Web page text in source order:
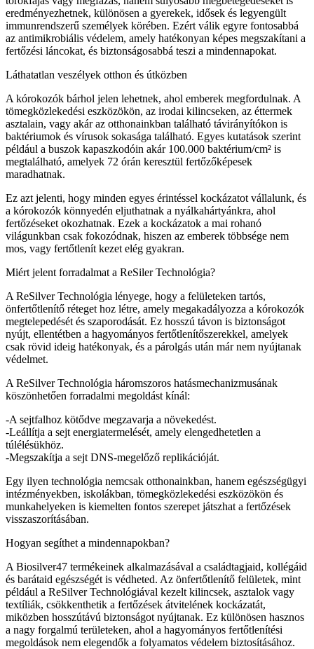
eredményezhetnek, különösen a gyerekek, idősek és legyengült
immunrendszerű személyek körében. Ezért válik egyre fontosabbá
az antimikrobiális védelem, amely hatékonyan képes megszakítani a
fertőzési láncokat, és biztonságosabbá teszi a mindennapokat.
Láthatatlan veszélyek otthon és útközben
A kórokozók bárhol jelen lehetnek, ahol emberek megfordulnak. A
tömegközlekedési eszközökön, az irodai kilincseken, az éttermek
asztalain, vagy akár az otthonainkban található távirányítókon is
baktériumok és vírusok sokasága található. Egyes kutatások szerint
például a buszok kapaszkodóin akár 100.000 baktérium/cm² is
megtalálható, amelyek 72 órán keresztül fertőzőképesek
maradhatnak.
Ez azt jelenti, hogy minden egyes érintéssel kockázatot vállalunk, és
a kórokozók könnyedén eljuthatnak a nyálkahártyánkra, ahol
fertőzéseket okozhatnak. Ezek a kockázatok a mai rohanó
világunkban csak fokozódnak, hiszen az emberek többsége nem
mos, vagy fertőtlenít kezet elég gyakran.
Miért jelent forradalmat a ReSiler Technológia?
A ReSilver Technológia lényege, hogy a felületeken tartós,
önfertőtlenítő réteget hoz létre, amely megakadályozza a kórokozók
megtelepedését és szaporodását. Ez hosszú távon is biztonságot
nyújt, ellentétben a hagyományos fertőtlenítőszerekkel, amelyek
csak rövid ideig hatékonyak, és a párolgás után már nem nyújtanak
védelmet.
A ReSilver Technológia háromszoros hatásmechanizmusának
köszönhetően forradalmi megoldást kínál:
-A sejtfalhoz kötődve megzavarja a növekedést.
-Leállítja a sejt energiatermelését, amely elengedhetetlen a
túlélésükhöz.
-Megszakítja a sejt DNS-megelőző replikációját.
Egy ilyen technológia nemcsak otthonainkban, hanem egészségügyi
intézményekben, iskolákban, tömegközlekedési eszközökön és
munkahelyeken is kiemelten fontos szerepet játszhat a fertőzések
visszaszorításában.
Hogyan segíthet a mindennapokban?
A Biosilver47 termékeinek alkalmazásával a családtagjaid, kollégáid
és barátaid egészségét is védheted. Az önfertőtlenítő felületek, mint
például a ReSilver Technológiával kezelt kilincsek, asztalok vagy
textíliák, csökkenthetik a fertőzések átvitelének kockázatát,
miközben hosszútávú biztonságot nyújtanak. Ez különösen hasznos
a nagy forgalmú területeken, ahol a hagyományos fertőtlenítési
megoldások nem elegendők a folyamatos védelem biztosításához.